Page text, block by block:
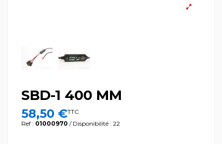
SBD-1 400 MM
58,50 €TTC
Ref : 01000970 / Disponibilité : 22